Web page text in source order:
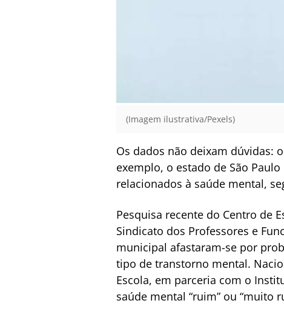
(Imagem ilustrativa/Pexels)
Os dados não deixam dúvidas:
exemplo, o estado de São
relacionados à saúde mental,
Pesquisa recente do Centro de
Sindicato dos Professores e
municipal afastaram-se por
tipo de transtorno mental.
Escola, em parceria com o
saúde mental “ruim” ou “muito